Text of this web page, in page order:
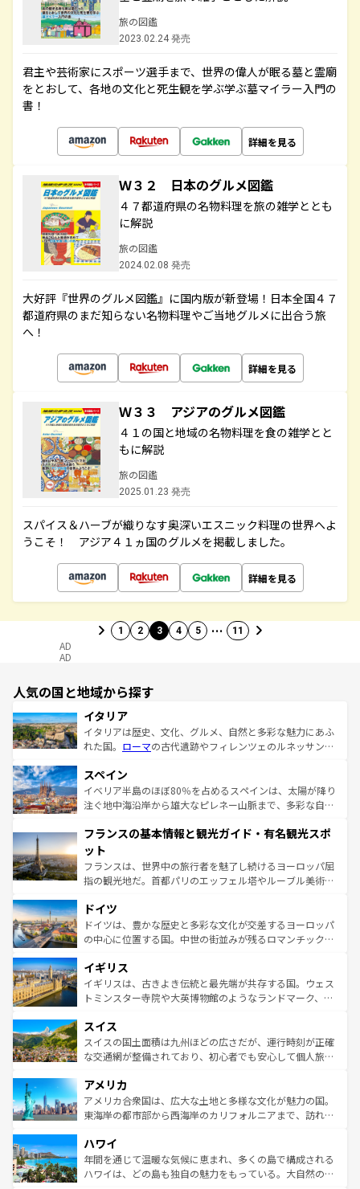
旅の図鑑
2023.02.24 発売
君主や芸術家にスポーツ選手まで、世界の偉人が眠る墓と霊廟
をとおして、各地の文化と死生観を学ぶ学ぶ墓マイラー入門の
書！
詳細を見る
Ｗ３２ 日本のグルメ図鑑
４７都道府県の名物料理を旅の雑学ととも
に解説
旅の図鑑
2024.02.08 発売
大好評『世界のグルメ図鑑』に国内版が新登場！日本全国４７
都道府県のまだ知らない名物料理やご当地グルメに出合う旅
へ！
詳細を見る
Ｗ３３ アジアのグルメ図鑑
４１の国と地域の名物料理を食の雑学とと
もに解説
旅の図鑑
2025.01.23 発売
スパイス＆ハーブが織りなす奥深いエスニック料理の世界へよ
うこそ！ アジア４１ヵ国のグルメを掲載しました。
詳細を見る
1 2 3 4 5 … 11
AD
AD
人気の国と地域から探す
イタリア
イタリアは歴史、文化、グルメ、自然と多彩な魅力にあふ
れた国。 ローマの古代遺跡やフィレンツェのルネッサンス
ろん、トスカーナの美しい田園風景やアマルフィ海岸の絶
景など、自然景観も見逃せない。観光の合間には、本場の
ピザやパスタなど、絶品のイタリア料理を堪能することも
ませてくれるイタリアで、忘れられない旅をしてみよう！
なお、新着のイタリア情報は
しい。
スペイン
イベリア半島のほぼ80％を占めるスペインは、太陽が降り
注ぐ地中海沿岸から雄大なピレネー山脈まで、多彩な自然
文化が根付くこの国では、情熱的なフラメンコ、熱気あふ
れる闘牛、そして美味しいタパスが生活の一部となってい
る。首都マドリードの洗練された雰囲気や、バルセロナの
アートに溢れた街角から、地方では古代ローマ遺跡や中世
せる。地方によって風土や気候が異なるスペインはその個
性で訪れる人を魅了する。 なお、新着のスペイン情報は コ
ンテンツ一覧を参照してほしい。
フランスの基本情報と観光ガイド・有名観光スポ
ット
フランスは、世界中の旅行者を魅了し続けるヨーロッパ屈
指の観光地だ。首都パリのエッフェル塔やルーブル美術館
で、幅広い魅力が詰まっている。華麗な宮殿、歴史的な大
聖堂、美しいビーチ、そして豊かな自然が、訪れる者を心
から魅了する。また、フランスは美食の国としても知ら
いる。シャンパンの発祥地であるランス、プロヴァンスの
香り高いラベンダー畑など、多彩な楽しみ方が可能だ。さ
らに、パリ以外の地域にも魅力が溢れており、どの街角に
れる地方に足を運ぶとそれぞれで全く異なる文化を体験で
きるだろう。 なお、新着のフランス情報はコンテンツ一覧
を参照してほしい。
ドイツ
ドイツは、豊かな歴史と多彩な文化が交差するヨーロッパ
の中心に位置する国。中世の街並みが残るロマンチック街
顔を持つこの国は、どこを歩いても飽きることがない。ベ
ルリンの文化的活気、バイエルン州のアルプスの絶景、そ
してライン川沿いのワイン畑といった風景は必見。ビール
は、お酒好きな人にはぜひ体験してほしい。 なお、新着の
ドイツ情報はコンテンツ一覧を参照してほしい。
イギリス
イギリスは、古きよき伝統と最先端が共存する国。ウェス
トミンスター寺院や大英博物館のようなランドマーク、歴
リアごとに異なる魅力がある。また、優雅なアフタヌーン
ティー、ビール好きにはたまらない英国パブ、サッカー観
戦など、本場だからこそできる体験も豊富。イギリスを旅
ンツ一覧を参照してほしい。
スイス
スイスの国土面積は九州ほどの広さだが、運行時刻が正確
な交通網が整備されており、初心者でも安心して個人旅行
の建物がそのまま残る町や、スイスならではのユニークな
博物館もあり、アルプス観光だけでなく町歩きも満喫する
ことができる。国民の所得が高いため物価も高いが、旅行
ば市内交通費無料で観光を楽しむこともできる。 なお、新
着のスイス情報はコンテンツ一覧 を参照してほしい。
アメリカ
アメリカ合衆国は、広大な土地と多様な文化が魅力の国。
東海岸の都市部から西海岸のカリフォルニアまで、訪れる
のような巨大都市は、観光、ショッピング、エンターテイ
ンメントが詰まった刺激的なスポットだ。一方、アメリカ
西部には大自然が広がり、グランドキャニオンやイエロー
ハワイ
年間を通じて温暖な気候に恵まれ、多くの島で構成される
ハワイは、どの島も独自の魅力をもっている。大自然の神